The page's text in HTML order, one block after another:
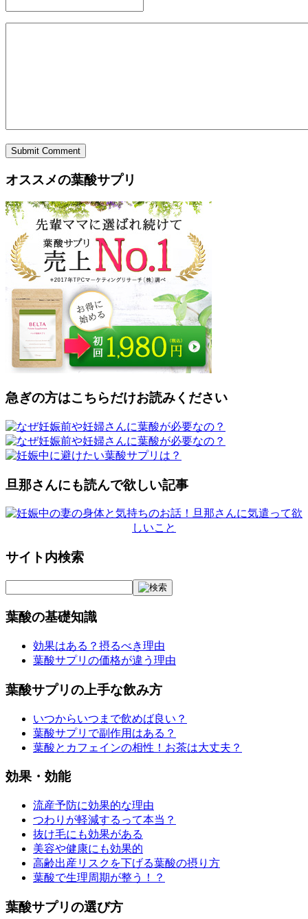
Submit Comment
オススメの葉酸サプリ
急ぎの方はこちらだけお読みください
旦那さんにも読んで欲しい記事
サイト内検索
葉酸の基礎知識
効果はある？摂るべき理由
葉酸サプリの価格が違う理由
葉酸サプリの上手な飲み方
いつからいつまで飲めば良い？
葉酸サプリで副作用はある？
葉酸とカフェインの相性！お茶は大丈夫？
効果・効能
流産予防に効果的な理由
つわりが軽減するって本当？
抜け毛にも効果がある
美容や健康にも効果的
高齢出産リスクを下げる葉酸の摂り方
葉酸で生理周期が整う！？
葉酸サプリの選び方